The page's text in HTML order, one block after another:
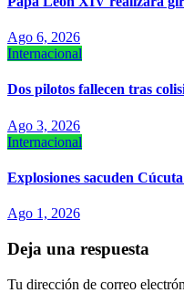
Ago 6, 2026
Internacional
Dos pilotos fallecen tras
Ago 3, 2026
Internacional
Explosiones sacuden
Ago 1, 2026
Deja una respuesta
Tu dirección de correo